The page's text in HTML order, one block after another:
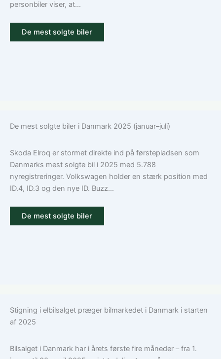
personbiler viser, at...
De mest solgte biler
De mest solgte biler i Danmark 2025 (januar–juli)
Skoda Elroq er stormet direkte ind på førstepladsen som
Danmarks mest solgte bil i 2025 med 5.788
nyregistreringer. Volkswagen holder en stærk position med
ID.4, ID.3 og den nye ID. Buzz...
De mest solgte biler
Stigning i elbilsalget præger bilmarkedet i Danmark i starten
af 2025
Bilsalget i Danmark har i årets første fire måneder – fra 1.